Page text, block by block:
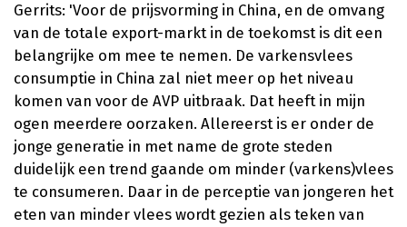
Gerrits: 'Voor de prijsvorming in China, en de omvang
van de totale export-markt in de toekomst is dit een
belangrijke om mee te nemen. De varkensvlees
consumptie in China zal niet meer op het niveau
komen van voor de AVP uitbraak. Dat heeft in mijn
ogen meerdere oorzaken. Allereerst is er onder de
jonge generatie in met name de grote steden
duidelijk een trend gaande om minder (varkens)vlees
te consumeren. Daar in de perceptie van jongeren het
eten van minder vlees wordt gezien als teken van